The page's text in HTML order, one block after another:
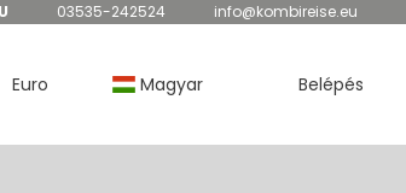
03535-242524 info@kombireise.eu
Euro Magyar Belépés